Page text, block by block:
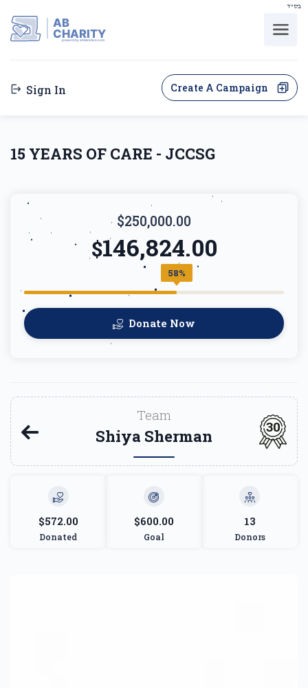
בס"ד
AB
CHARITY
powerd by ahblicklive.com
Sign In Create A Campaign
15 YEARS OF CARE - JCCSG
$250,000.00
$146,824.00
58%
Donate Now
Team
Shiya Sherman 30
$572.00
Donated
$600.00
Goal
13
Donors